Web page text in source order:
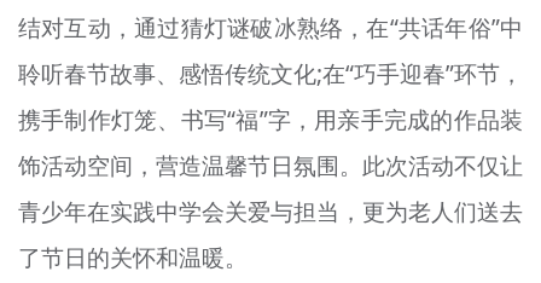
结对互动，通过猜灯谜破冰熟络，在“共话年俗”中
聆听春节故事、感悟传统文化;在“巧手迎春”环节，
携手制作灯笼、书写“福”字，用亲手完成的作品装
饰活动空间，营造温馨节日氛围。此次活动不仅让
青少年在实践中学会关爱与担当，更为老人们送去
了节日的关怀和温暖。